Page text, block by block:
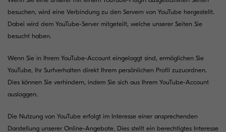
besuchen, wird eine Verbindung zu den Servern von YouTube hergestellt.
Dabei wird dem YouTube-Server mitgeteilt, welche unserer Seiten Sie
besucht haben.
Wenn Sie in Ihrem YouTube-Account eingeloggt sind, ermöglichen Sie
YouTube, Ihr Surfverhalten direkt Ihrem persönlichen Profil zuzuordnen.
Dies können Sie verhindern, indem Sie sich aus Ihrem YouTube-Account
ausloggen.
Die Nutzung von YouTube erfolgt im Interesse einer ansprechenden
Darstellung unserer Online-Angebote. Dies stellt ein berechtigtes Interesse